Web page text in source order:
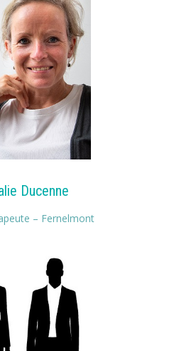
Ducenne
– Fernelmont